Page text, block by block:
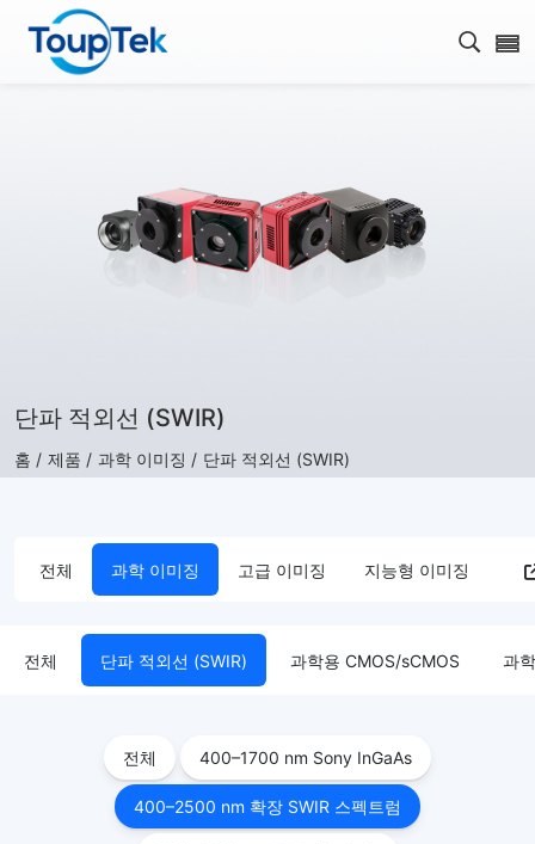
검색
단파 적외선 (SWIR)
홈 / 제품 / 과학 이미징 / 단파 적외선 (SWIR)
전체 과학 이미징 고급 이미징 지능형 이미징
전체 단파 적외선 (SWIR) 과학용 CMOS/sCMOS 과
전체 400–1700 nm Sony InGaAs
400–2500 nm 확장 SWIR 스펙트럼